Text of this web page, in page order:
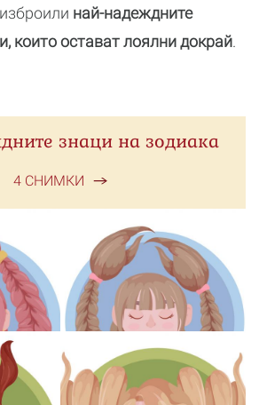
най-надеждните
които остават лоялни докрай.
знаци на зодиака
4 СНИМКИ